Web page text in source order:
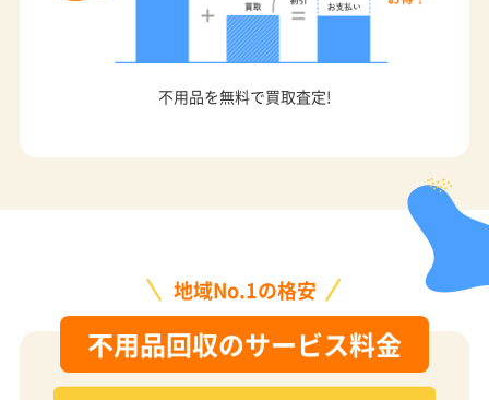
不用品を無料で買取査定!
地域No.1の格安
不用品回収のサービス料金